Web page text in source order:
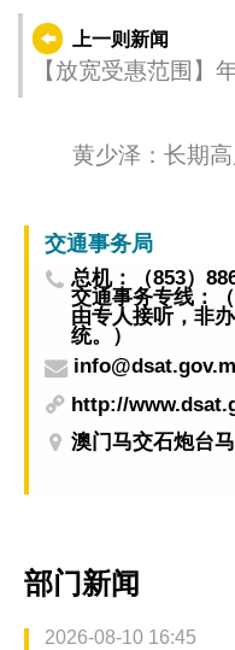
上一则新闻
【放宽受惠范围】
黄少泽：长期
交通事务局
总机：（853）
交通事务专线：
由专人接听，非
统。）
http://
澳门马交石炮台
部门新闻
2026-08-10 16:45